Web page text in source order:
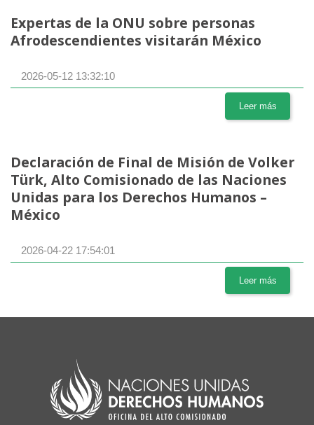
Expertas de la ONU sobre personas
Afrodescendientes visitarán México
2026-05-12 13:32:10
Leer más
Declaración de Final de Misión de Volker
Türk, Alto Comisionado de las Naciones
Unidas para los Derechos Humanos –
México
2026-04-22 17:54:01
Leer más